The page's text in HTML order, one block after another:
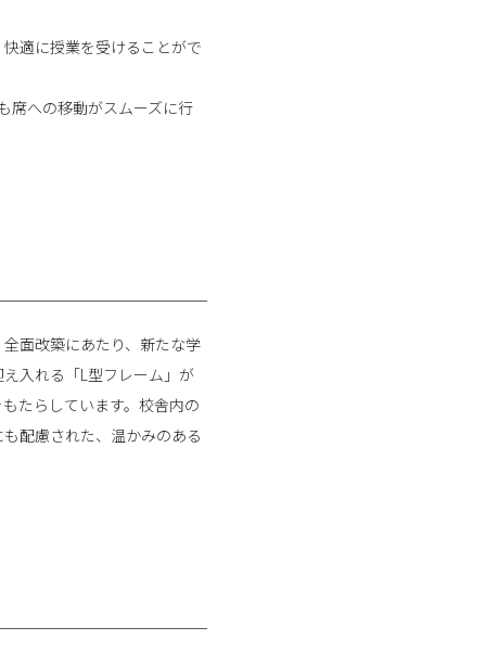
適に授業を受けることがで
席への移動がスムーズに行
面改築にあたり、新たな学
入れる「L型フレーム」が
たらしています。校舎内の
配慮された、温かみのある